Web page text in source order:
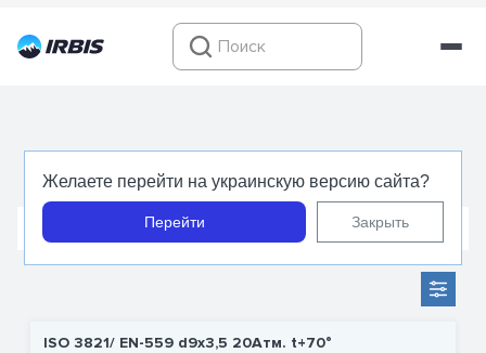
Желаете перейти на украинскую версию сайта?
Перейти Закрыть
Кислородные рукава
Рукава для горячей воды Рукава для абразивных
ISO 3821/ EN-559 d9x3,5 20Атм. t+70°